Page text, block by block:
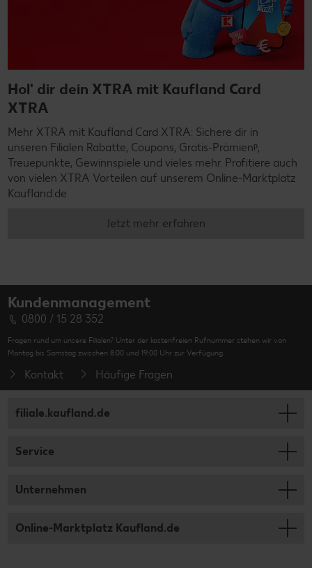
Hol' dir dein XTRA mit Kaufland Card
XTRA
Mehr XTRA mit Kaufland Card XTRA: Sichere dir in
unseren Filialen Rabatte, Coupons, Gratis-Prämienᵖ,
Treuepunkte, Gewinnspiele und vieles mehr. Profitiere auch
von vielen XTRA Vorteilen auf unserem Online-Marktplatz
Kaufland.de
Jetzt mehr erfahren
Kundenmanagement
0800 / 15 28 352
Fragen rund um unsere Filialen? Unter der kostenfreien Rufnummer stehen wir von
Montag bis Samstag zwischen 8:00 und 19:00 Uhr zur Verfügung.
Kontakt Häufige Fragen
filiale.kaufland.de
Service
Unternehmen
Online-Marktplatz Kaufland.de